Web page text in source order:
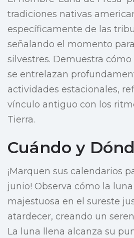
tradiciones nativas
específicamente de las
señalando el momento
silvestres. Demuestra
se entrelazan
actividades estacionales,
vínculo antiguo con los
Tierra.
Cuándo y
¡Marquen sus calendarios
junio! Observa cómo la luna
majestuosa en el sureste
atardecer, creando un
La luna llena alcanza su